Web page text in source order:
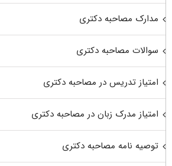
مدارک مصاحبه دکتری
سوالات مصاحبه دکتری
امتیاز تدریس در مصاحبه دکتری
امتیاز مدرک زبان در مصاحبه دکتری
توصیه نامه مصاحبه دکتری